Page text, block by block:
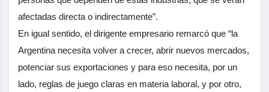
afectadas directa o indirectamente”.
En igual sentido, el dirigente empresario remarcó que “la
Argentina necesita volver a crecer, abrir nuevos mercados,
potenciar sus exportaciones y para eso necesita, por un
lado, reglas de juego claras en materia laboral, y por otro,